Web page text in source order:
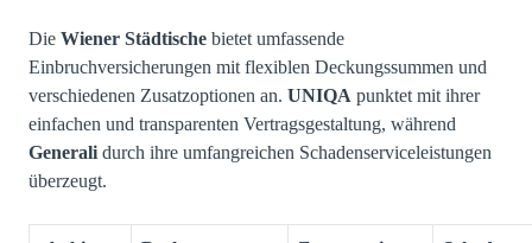
Die Wiener Städtische bietet umfassende
Einbruchversicherungen mit flexiblen Deckungssummen und
verschiedenen Zusatzoptionen an. UNIQA punktet mit ihrer
einfachen und transparenten Vertragsgestaltung, während
Generali durch ihre umfangreichen Schadenserviceleistungen
überzeugt.